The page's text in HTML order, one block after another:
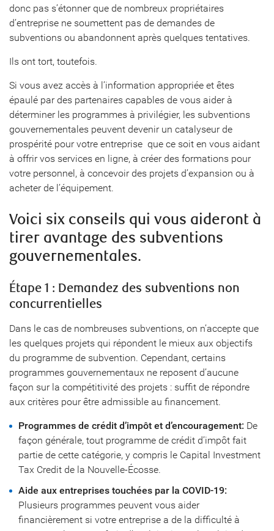
donc pas s’étonner que de nombreux propriétaires
d’entreprise ne soumettent pas de demandes de
subventions ou abandonnent après quelques tentatives.
Ils ont tort, toutefois.
Si vous avez accès à l’information appropriée et êtes
épaulé par des partenaires capables de vous aider à
déterminer les programmes à privilégier, les subventions
gouvernementales peuvent devenir un catalyseur de
prospérité pour votre entreprise  que ce soit en vous aidant
à offrir vos services en ligne, à créer des formations pour
votre personnel, à concevoir des projets d’expansion ou à
acheter de l’équipement.
Voici six conseils qui vous aideront à
tirer avantage des subventions
gouvernementales.
Étape 1 : Demandez des subventions non
concurrentielles
Dans le cas de nombreuses subventions, on n’accepte que
les quelques projets qui répondent le mieux aux objectifs
du programme de subvention. Cependant, certains
programmes gouvernementaux ne reposent d’aucune
façon sur la compétitivité des projets : suffit de répondre
aux critères pour être admissible au financement.
Programmes de crédit d’impôt et d’encouragement: De
façon générale, tout programme de crédit d’impôt fait
partie de cette catégorie, y compris le Capital Investment
Tax Credit de la Nouvelle-Écosse.
Aide aux entreprises touchées par la COVID-19:
Plusieurs programmes peuvent vous aider
financièrement si votre entreprise a de la difficulté à